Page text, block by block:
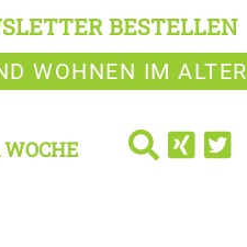
BESTELLEN
WOHNEN IM ALTER